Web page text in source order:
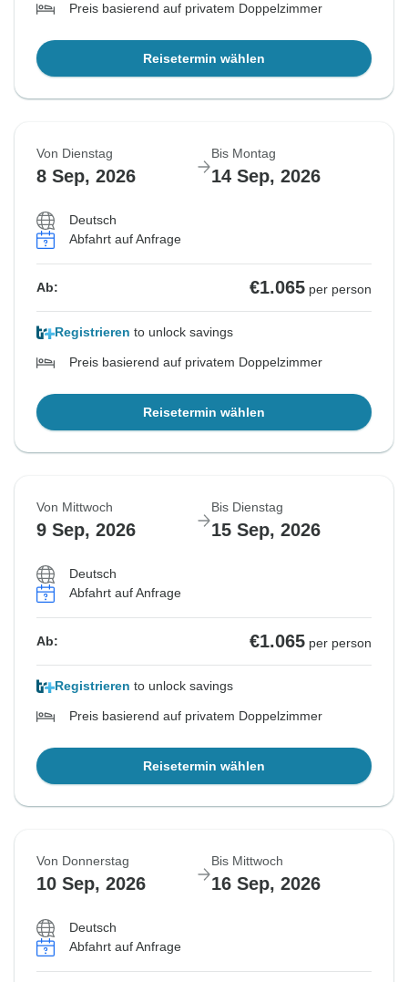
Preis basierend auf privatem Doppelzimmer
Reisetermin wählen
Von Dienstag
8 Sep, 2026
Bis Montag
14 Sep, 2026
Deutsch
Abfahrt auf Anfrage
Ab: €1.065 per person
Registrieren to unlock savings
Preis basierend auf privatem Doppelzimmer
Reisetermin wählen
Von Mittwoch
9 Sep, 2026
Bis Dienstag
15 Sep, 2026
Deutsch
Abfahrt auf Anfrage
Ab: €1.065 per person
Registrieren to unlock savings
Preis basierend auf privatem Doppelzimmer
Reisetermin wählen
Von Donnerstag
10 Sep, 2026
Bis Mittwoch
16 Sep, 2026
Deutsch
Abfahrt auf Anfrage